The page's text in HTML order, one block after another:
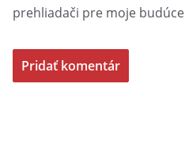
prehliadači pre moje